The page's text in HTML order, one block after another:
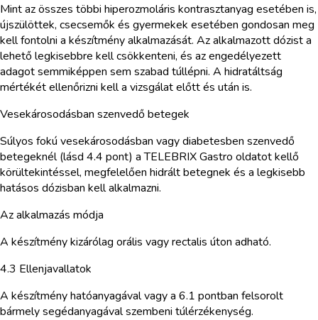
Mint az összes többi hiperozmoláris kontrasztanyag esetében is,
újszülöttek, csecsemők és gyermekek esetében gondosan meg
kell fontolni a készítmény alkalmazását. Az alkalmazott dózist a
lehető legkisebbre kell csökkenteni, és az engedélyezett
adagot semmiképpen sem szabad túllépni. A hidratáltság
mértékét ellenőrizni kell a vizsgálat előtt és után is.
Vesekárosodásban szenvedő betegek
Súlyos fokú vesekárosodásban vagy diabetesben szenvedő
betegeknél (lásd 4.4 pont) a TELEBRIX Gastro oldatot kellő
körültekintéssel, megfelelően hidrált betegnek és a legkisebb
hatásos dózisban kell alkalmazni.
Az alkalmazás módja
A készítmény kizárólag orális vagy rectalis úton adható.
4.3 Ellenjavallatok
A készítmény hatóanyagával vagy a 6.1 pontban felsorolt
bármely segédanyagával szembeni túlérzékenység.